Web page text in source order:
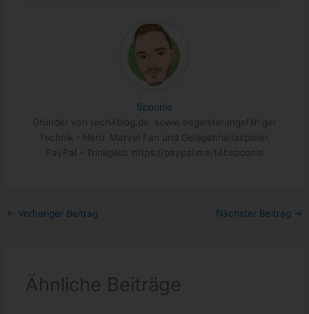
Spoonie
Gründer von tech4blog.de, sowie begeisterungsfähiger
Technik - Nerd, Marvel Fan und Gelegenheitsspieler.
PayPal - Trinkgeld: https://paypal.me/t4bspoonie
← Vorheriger Beitrag Nächster Beitrag →
Ähnliche Beiträge